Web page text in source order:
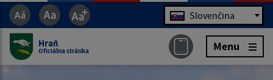
Jazyk Slovenčina
Hraň
Oficiálna stránka Menu